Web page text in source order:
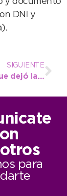
DNI y
SIGUIENTE
Cifras que dejó la temporada 2024/2025: El 90% de los turistas volvería a visitar nuestra ciudad
para